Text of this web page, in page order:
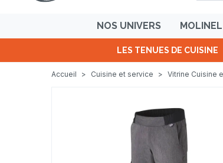
NOS UNIVERS
LES TENUES DE CUISINE
Accueil > Cuisine et service > Vitrine Cuisine